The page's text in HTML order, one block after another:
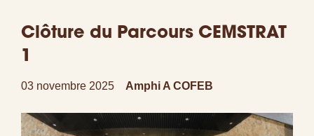
Clôture du Parcours CEMSTRAT
1
03 novembre 2025 Amphi A COFEB